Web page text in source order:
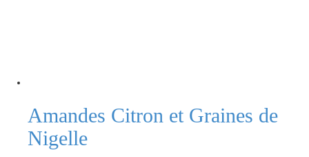
Amandes Citron et Graines de
Nigelle